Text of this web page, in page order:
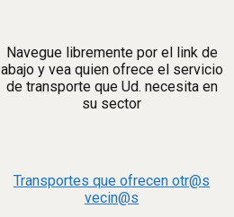
Navegue libremente por el link de
abajo y vea quien ofrece el servicio
de transporte que Ud. necesita en
su sector
Transportes que ofrecen otr@s
vecin@s